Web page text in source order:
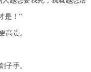
是！”
贵。
手。